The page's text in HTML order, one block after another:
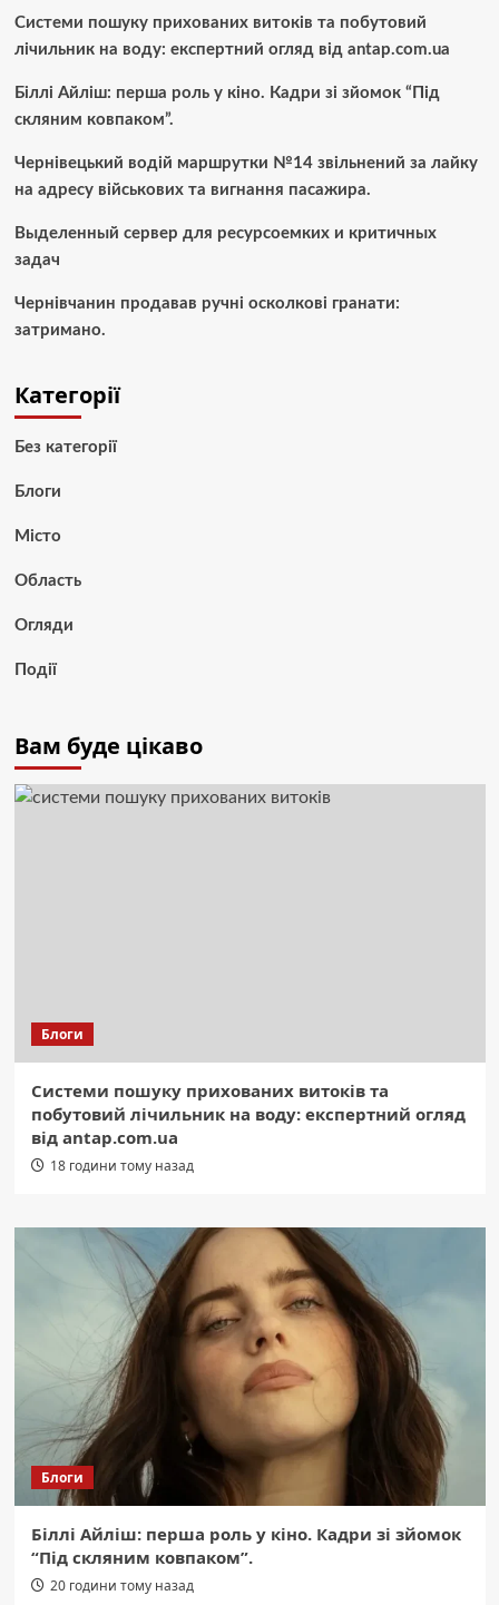
Системи пошуку прихованих витоків та побутовий
лічильник на воду: експертний огляд від antap.com.ua
Біллі Айліш: перша роль у кіно. Кадри зі зйомок “Під
скляним ковпаком”.
Чернівецький водій маршрутки №14 звільнений за лайку
на адресу військових та вигнання пасажира.
Выделенный сервер для ресурсоемких и критичных
задач
Чернівчанин продавав ручні осколкові гранати:
затримано.
Категорії
Без категорії
Блоги
Місто
Область
Огляди
Події
Вам буде цікаво
Блоги
Системи пошуку прихованих витоків та
побутовий лічильник на воду: експертний огляд
від antap.com.ua
18 години тому назад
Блоги
Біллі Айліш: перша роль у кіно. Кадри зі зйомок
“Під скляним ковпаком”.
20 години тому назад